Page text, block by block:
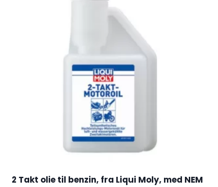
2 Takt olie til benzin, fra Liqui Moly, med NEM